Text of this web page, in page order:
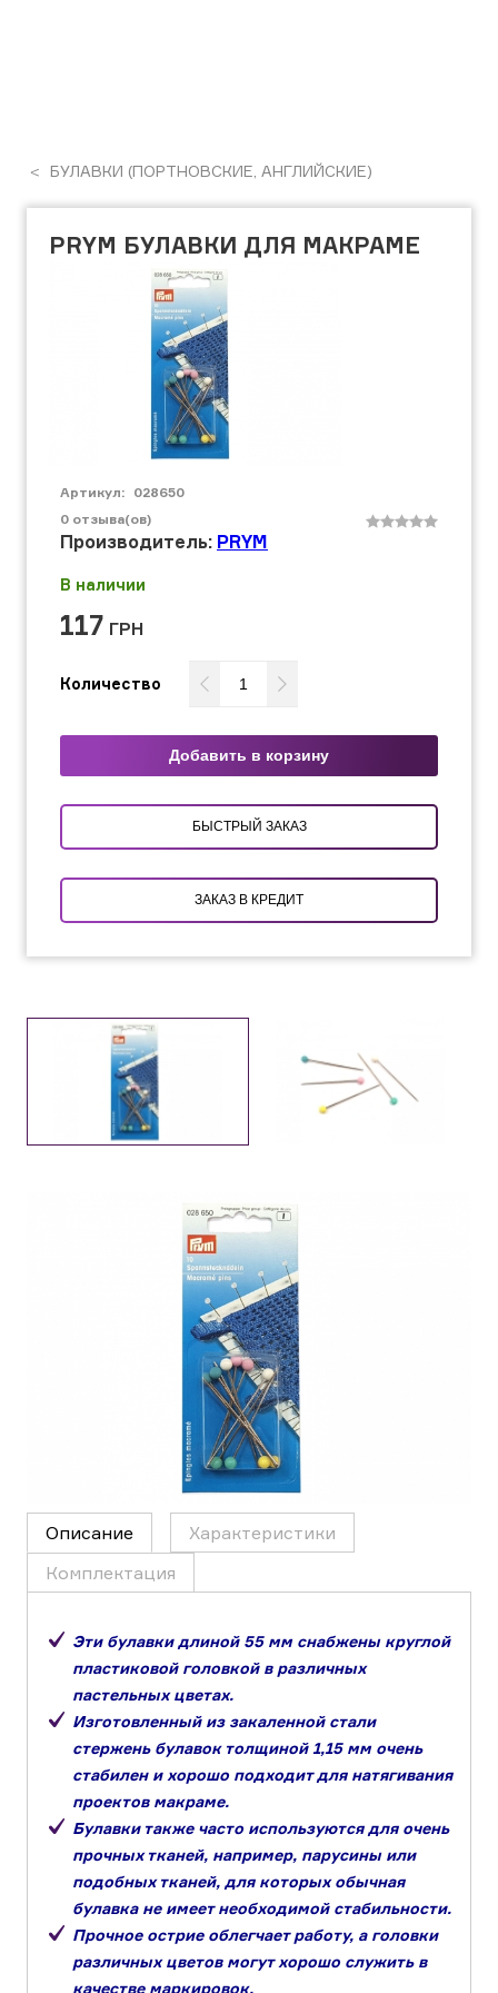
БУЛАВКИ (ПОРТНОВСКИЕ, АНГЛИЙСКИЕ)
PRYM БУЛАВКИ ДЛЯ МАКРАМЕ
Артикул: 028650
0 отзыва(ов)
Производитель: PRYM
В наличии
117 ГРН
Количество
Добавить в корзину
БЫСТРЫЙ ЗАКАЗ
ЗАКАЗ В КРЕДИТ
Описание
Характеристики
Комплектация
Эти булавки длиной 55 мм снабжены круглой
пластиковой головкой в различных
пастельных цветах.
Изготовленный из закаленной стали
стержень булавок толщиной 1,15 мм очень
стабилен и хорошо подходит для натягивания
проектов макраме.
Булавки также часто используются для очень
прочных тканей, например, парусины или
подобных тканей, для которых обычная
булавка не имеет необходимой стабильности.
Прочное острие облегчает работу, а головки
различных цветов могут хорошо служить в
качестве маркировок.